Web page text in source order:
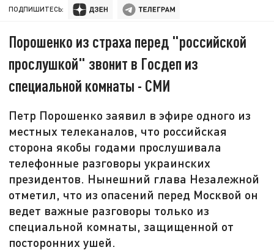
ПОДПИШИТЕСЬ:
Порошенко из страха перед "российской
прослушкой" звонит в Госдеп из
специальной комнаты - СМИ
Петр Порошенко заявил в эфире одного из
местных телеканалов, что российская
сторона якобы годами прослушивала
телефонные разговоры украинских
президентов. Нынешний глава Незалежной
отметил, что из опасений перед Москвой он
ведет важные разговоры только из
специальной комнаты, защищенной от
посторонних ушей.